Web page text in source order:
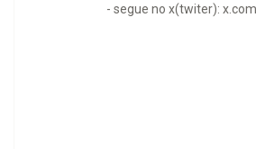
- segue no x(twiter):